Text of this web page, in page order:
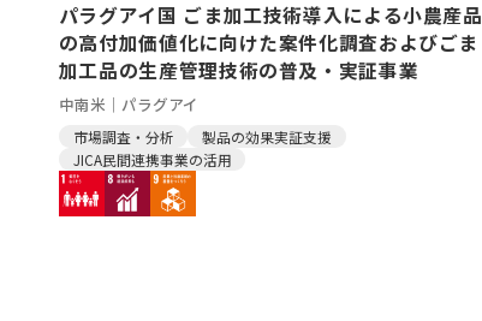
パラグアイ国 ごま加工技術導入による小農産品
の高付加価値化に向けた案件化調査およびごま
加工品の生産管理技術の普及・実証事業
中南米｜パラグアイ
市場調査・分析
製品の効果実証支援
JICA民間連携事業の活用